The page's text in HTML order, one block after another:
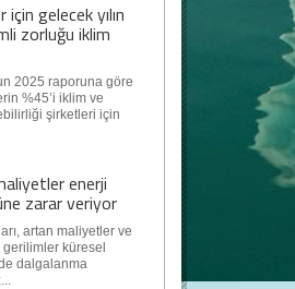
gelecek yılın
zorluğu iklim
2025 raporuna göre
%45’i iklim ve
şirketleri için
enerji
zarar veriyor
artan maliyetler ve
küresel
dalgalanma